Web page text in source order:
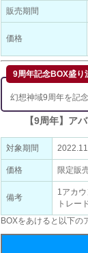
販売期間
価格
9周年記念BOX盛り
幻想神域9周年を記
【9周年】ア
対象期間
価格 限定販
備考
1アカ
トレー
BOXをあけると以下の